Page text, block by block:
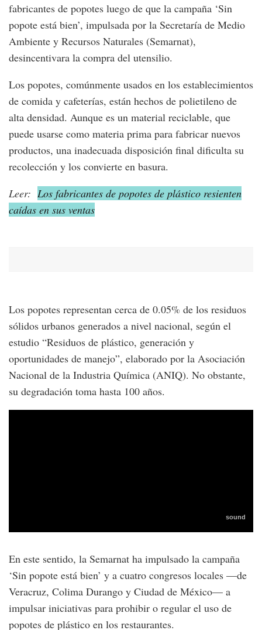
fabricantes de popotes luego de que la campaña ‘Sin
popote está bien’, impulsada por la Secretaría de Medio
Ambiente y Recursos Naturales (Semarnat),
desincentivara la compra del utensilio.
Los popotes, comúnmente usados en los establecimientos
de comida y cafeterías, están hechos de polietileno de
alta densidad. Aunque es un material reciclable, que
puede usarse como materia prima para fabricar nuevos
productos, una inadecuada disposición final dificulta su
recolección y los convierte en basura.
Leer: Los fabricantes de popotes de plástico resienten
caídas en sus ventas
Los popotes representan cerca de 0.05% de los residuos
sólidos urbanos generados a nivel nacional, según el
estudio “Residuos de plástico, generación y
oportunidades de manejo”, elaborado por la Asociación
Nacional de la Industria Química (ANIQ). No obstante,
su degradación toma hasta 100 años.
En este sentido, la Semarnat ha impulsado la campaña
‘Sin popote está bien’ y a cuatro congresos locales —de
Veracruz, Colima Durango y Ciudad de México— a
impulsar iniciativas para prohibir o regular el uso de
popotes de plástico en los restaurantes.